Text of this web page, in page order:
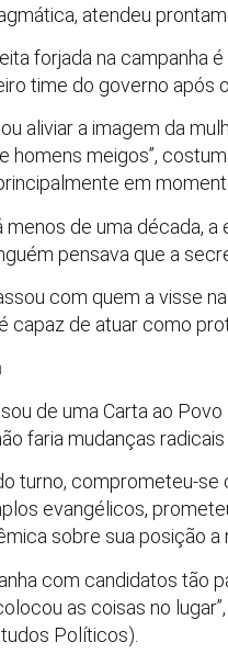
atendeu
forjada na campanha
time do governo após
aliviar a imagem da
homens meigos”,
em
menos de uma década,
pensava que a
com quem a visse
capaz de atuar como
de uma Carta ao
faria mudanças radicais
turno, comprometeu-
evangélicos,
sobre sua posição
com candidatos tão
as coisas no
Políticos).